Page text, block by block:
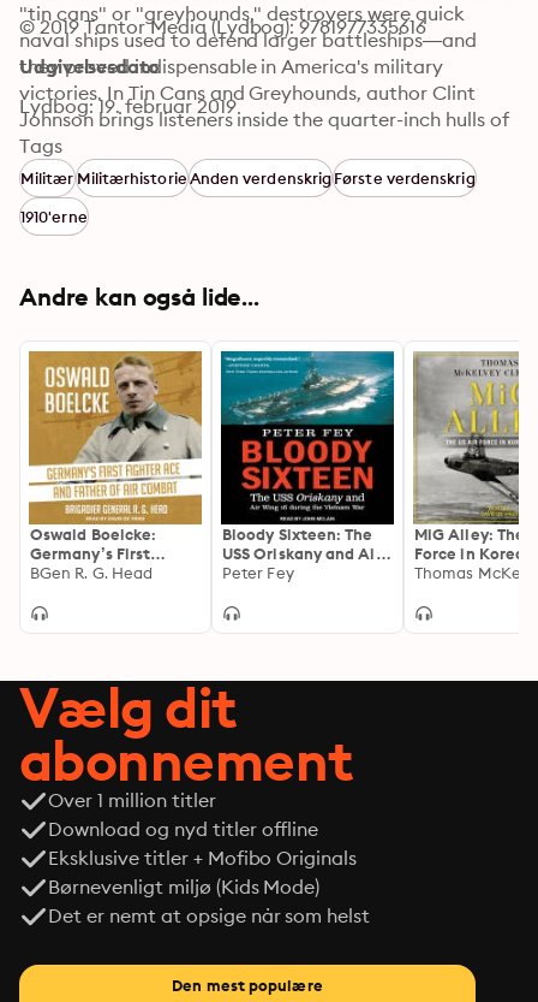
"tin cans" or "greyhounds," destroyers were quick
naval ships used to defend larger battleships—and
they proved indispensable in America's military
victories. In Tin Cans and Greyhounds, author Clint
Johnson brings listeners inside the quarter-inch hulls of
destroyers to meet the men who manned the ships'
five-inch guns and fought America's wars from inside a
"tin can"—risking death by cannon shell, shrapnel,
bomb, fire, drowning, exposure, and sharks.
© 2019 Tantor Media (Lydbog): 9781977335616
Udgivelsesdato
Lydbog: 19. februar 2019
Tags
MilitærMilitærhistorieAnden verdenskrigFørste verdenskrig
1910'erne
Andre kan også lide...
Oswald Boelcke:
Germany’s First
Fighter Ace and
BGen R. G. Head
Bloody Sixteen: The
USS Oriskany and Air
Wing 16 during the
Peter Fey
MiG Alley: The
Force in Korea,
53
Vælg dit
abonnement
Over 1 million titler
Download og nyd titler offline
Eksklusive titler + Mofibo Originals
Børnevenligt miljø (Kids Mode)
Det er nemt at opsige når som helst
Den mest populære